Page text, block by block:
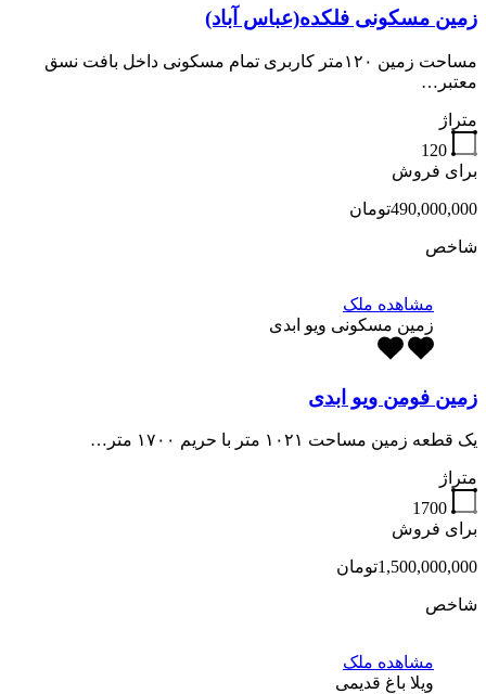
زمین مسکونی فلکده(عباس آباد)
مساحت زمین ۱۲۰متر کاربری تمام مسکونی داخل بافت نسق
معتبر…
متراژ
120
برای فروش
490,000,000تومان
شاخص
مشاهده ملک
زمین مسکونی ویو ابدی
زمین فومن ویو ابدی
یک قطعه زمین مساحت ۱۰۲۱ متر با حریم ۱۷۰۰ متر…
متراژ
1700
برای فروش
1,500,000,000تومان
شاخص
مشاهده ملک
ویلا باغ قدیمی